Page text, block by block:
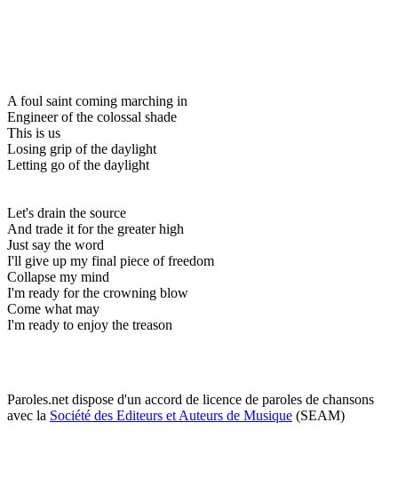
A foul saint coming marching in
Engineer of the colossal shade
This is us
Losing grip of the daylight
Letting go of the daylight
Let's drain the source
And trade it for the greater high
Just say the word
I'll give up my final piece of freedom
Collapse my mind
I'm ready for the crowning blow
Come what may
I'm ready to enjoy the treason
Paroles.net dispose d'un accord de licence de paroles de chansons
avec la Société des Editeurs et Auteurs de Musique (SEAM)